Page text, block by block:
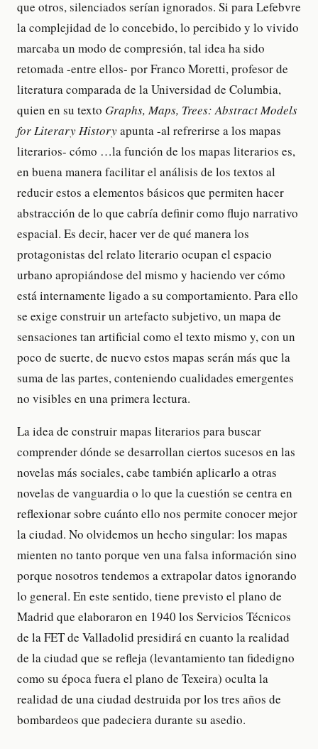
que otros, silenciados serían ignorados. Si para Lefebvre
la complejidad de lo concebido, lo percibido y lo vivido
marcaba un modo de compresión, tal idea ha sido
retomada -entre ellos- por Franco Moretti, profesor de
literatura comparada de la Universidad de Columbia,
quien en su texto Graphs, Maps, Trees: Abstract Models
for Literary Historyapunta -al refrerirse a los mapas
literarios- cómo …la función de los mapas literarios es,
en buena manera facilitar el análisis de los textos al
reducir estos a elementos básicos que permiten hacer
abstracción de lo que cabría definir como flujo narrativo
espacial. Es decir, hacer ver de qué manera los
protagonistas del relato literario ocupan el espacio
urbano apropiándose del mismo y haciendo ver cómo
está internamente ligado a su comportamiento. Para ello
se exige construir un artefacto subjetivo, un mapa de
sensaciones tan artificial como el texto mismo y, con un
poco de suerte, de nuevo estos mapas serán más que la
suma de las partes, conteniendo cualidades emergentes
no visibles en una primera lectura.
La idea de construir mapas literarios para buscar
comprender dónde se desarrollan ciertos sucesos en las
novelas más sociales, cabe también aplicarlo a otras
novelas de vanguardia o lo que la cuestión se centra en
reflexionar sobre cuánto ello nos permite conocer mejor
la ciudad. No olvidemos un hecho singular: los mapas
mienten no tanto porque ven una falsa información sino
porque nosotros tendemos a extrapolar datos ignorando
lo general. En este sentido, tiene previsto el plano de
Madrid que elaboraron en 1940 los Servicios Técnicos
de la FET de Valladolid presidirá en cuanto la realidad
de la ciudad que se refleja (levantamiento tan fidedigno
como su época fuera el plano de Texeira) oculta la
realidad de una ciudad destruida por los tres años de
bombardeos que padeciera durante su asedio.